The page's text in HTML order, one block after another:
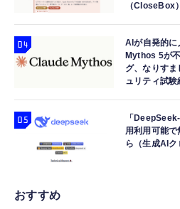
（CloseBox）
AIが自発的
Mythos 5が
グ、なりす
ュリティ試
「
用利用可能
ら（生成AIク
おすすめ